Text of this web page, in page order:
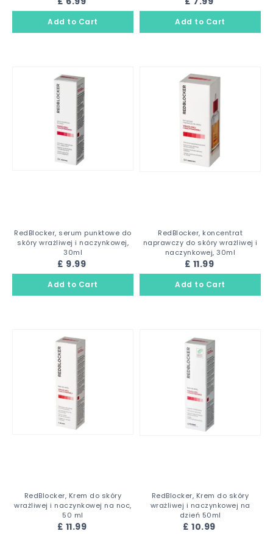
RedBlocker, serum punktowe do
skóry wrażliwej i naczynkowej,
30ml
£ 9.99
RedBlocker, koncentrat
naprawczy do skóry wrażliwej i
naczynkowej, 30ml
£ 11.99
RedBlocker, Krem do skóry
wrażliwej i naczynkowej na noc,
50 ml
£ 11.99
RedBlocker, Krem do skóry
wrażliwej i naczynkowej na
dzień 50ml
£ 10.99